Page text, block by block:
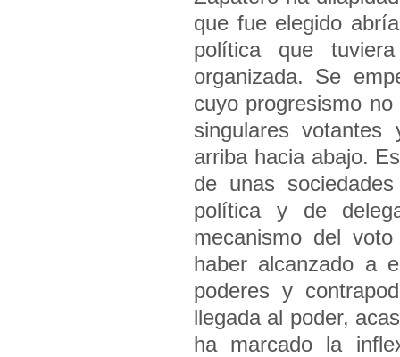
que fue elegido
política que
organizada. Se
cuyo progresismo
singulares votantes
arriba hacia abajo.
de unas
política y de
mecanismo del
haber alcanzado a
poderes y
llegada al poder,
ha marcado la